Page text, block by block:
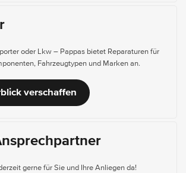
oder Lkw – Pappas bietet Reparaturen für
Fahrzeugtypen und Marken an.
verschaffen
gerne für Sie und Ihre Anliegen da!